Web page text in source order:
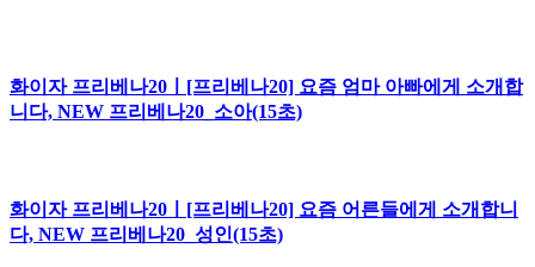
화이자 프리베나20ㅣ[프리베나20] 요즘 엄마 아빠에게 소개합
니다, NEW 프리베나20_소아(15초)
화이자 프리베나20ㅣ[프리베나20] 요즘 어른들에게 소개합니
다, NEW 프리베나20_성인(15초)